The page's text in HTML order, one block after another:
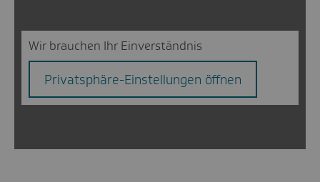
Wir brauchen Ihr Einverständnis
Privatsphäre-Einstellungen öffnen